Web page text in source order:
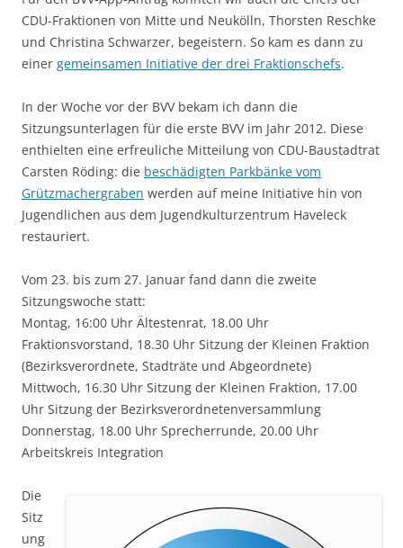
CDU-Fraktionen von Mitte und Neukölln, Thorsten Reschke
und Christina Schwarzer, begeistern. So kam es dann zu
einer gemeinsamen Initiative der drei Fraktionschefs.
In der Woche vor der BVV bekam ich dann die
Sitzungsunterlagen für die erste BVV im Jahr 2012. Diese
enthielten eine erfreuliche Mitteilung von CDU-Baustadtrat
Carsten Röding: die beschädigten Parkbänke vom
Grützmachergraben werden auf meine Initiative hin von
Jugendlichen aus dem Jugendkulturzentrum Haveleck
restauriert.
Vom 23. bis zum 27. Januar fand dann die zweite
Sitzungswoche statt:
Montag, 16:00 Uhr Ältestenrat, 18.00 Uhr
Fraktionsvorstand, 18.30 Uhr Sitzung der Kleinen Fraktion
(Bezirksverordnete, Stadträte und Abgeordnete)
Mittwoch, 16.30 Uhr Sitzung der Kleinen Fraktion, 17.00
Uhr Sitzung der Bezirksverordnetenversammlung
Donnerstag, 18.00 Uhr Sprecherrunde, 20.00 Uhr
Arbeitskreis Integration
Die
Sitz
ung